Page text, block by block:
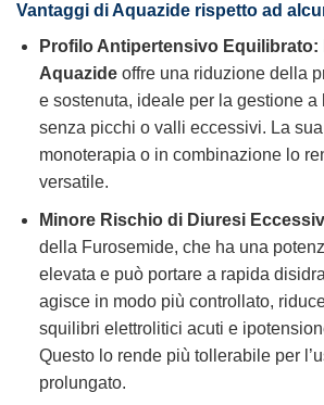
Vantaggi di Aquazide rispetto ad
Profilo Antipertensivo Equilibrato:
Aquazideoffre una riduzione della
e sostenuta, ideale per la gestione a
senza picchi o valli eccessivi. La
monoterapia o in combinazione lo
versatile.
Minore Rischio di Diuresi
della Furosemide, che ha una
elevata e può portare a rapida
agisce in modo più controllato,
squilibri elettrolitici acuti e
Questo lo rende più tollerabile per
prolungato.